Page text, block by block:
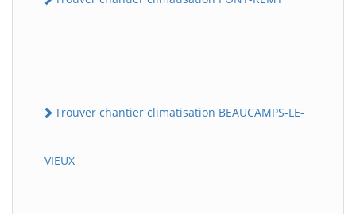
Trouver chantier climatisation BEAUCAMPS-LE-
VIEUX